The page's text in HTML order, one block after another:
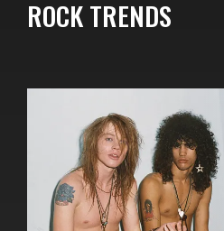
ROCK TRENDS